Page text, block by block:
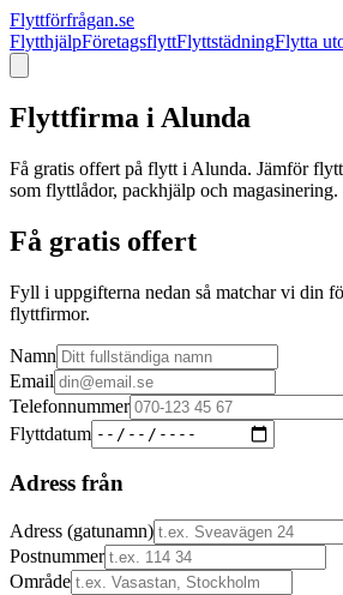
Flyttförfrågan.se
FlytthjälpFöretagsflyttFlyttstädningFlytta
Flyttfirma i Alunda
Få gratis offert på flytt i Alunda. Jämför
som flyttlådor, packhjälp och magasinering.
Få gratis offert
Fyll i uppgifterna nedan så matchar vi din
flyttfirmor.
Namn
Email
Telefonnummer
Flyttdatum
Adress från
Adress (gatunamn)
Postnummer
Område